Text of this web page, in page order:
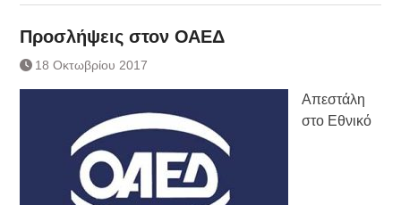
Προσλήψεις στον ΟΑΕΔ
18 Οκτωβρίου 2017
Απεστάλη
στο Εθνικό